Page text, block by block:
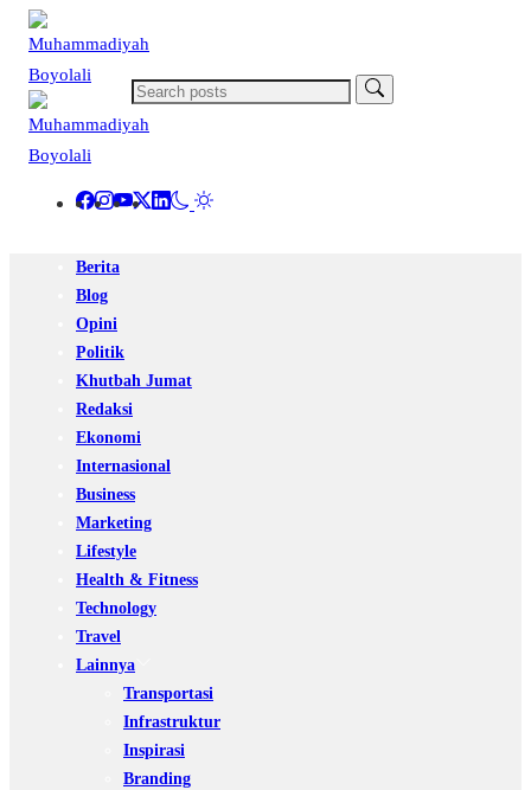
Berita
Blog
Opini
Politik
Khutbah Jumat
Redaksi
Ekonomi
Internasional
Business
Marketing
Lifestyle
Health & Fitness
Technology
Travel
Lainnya
Transportasi
Infrastruktur
Inspirasi
Branding